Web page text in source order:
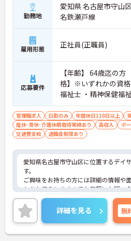
勤務地
愛知県 名古屋市守山
名鉄瀬戸線
雇用形態 正社員(正職員)
応募要件
【年齢】 64歳迄の方（省令
格】※いずれかの資
福祉士 ・精神保健福
【必須経験】 ・介護
スマネジメントに関
ネジメントに関する
ジメントに関する実務経験 【歓迎資
管理職求人 日勤のみ 年間休日110日以上
産休･育休･介護休暇取得実績あり
高収入 ボ
交通費支給
退職金制度あり
愛知県名古屋市守山区に位置するデイ
す。
ご興味をお持ちの方には詳細の情報や
トをお伝えしますのでお気軽にお問い
いませ。
詳細を見る 無